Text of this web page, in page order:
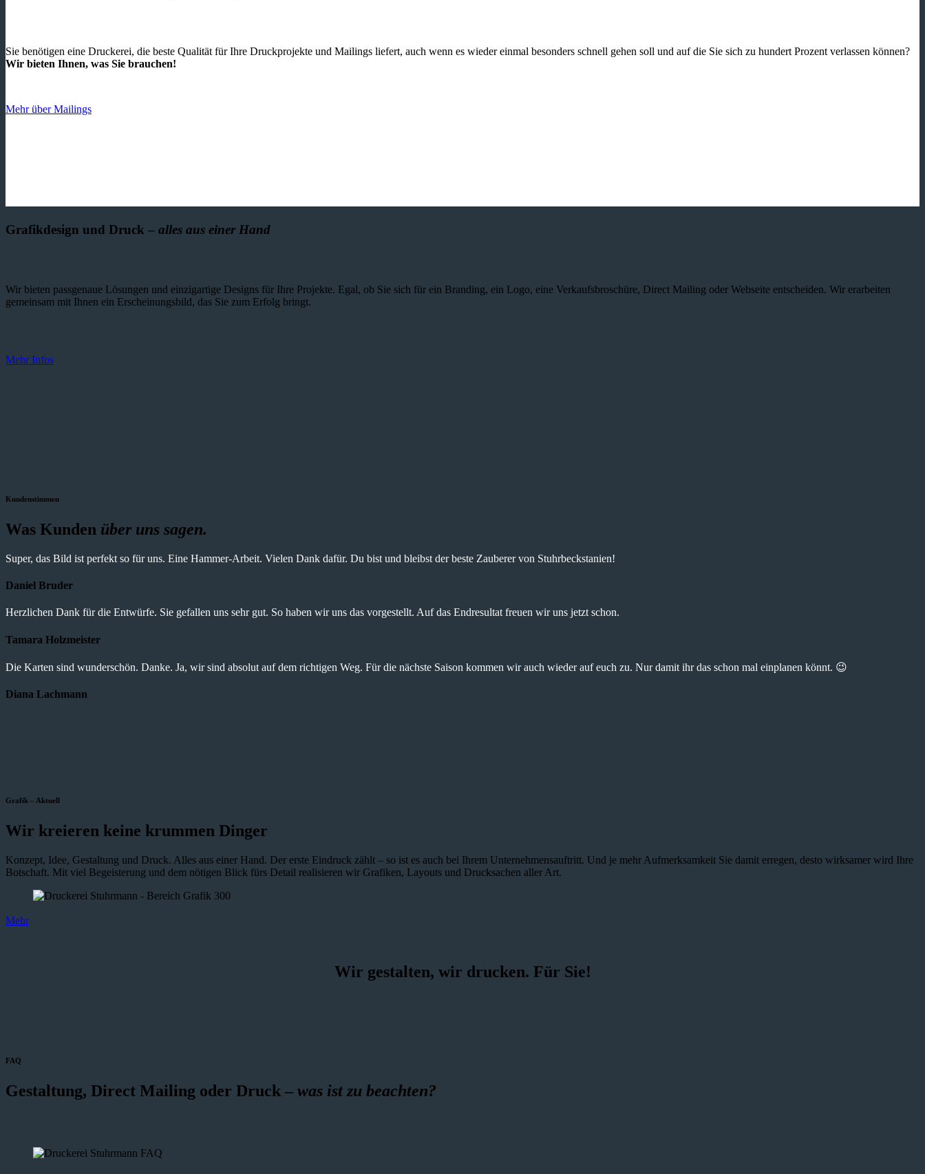
Sie benötigen eine Druckerei, die beste ­Qualität für Ihre Druckprojekte und Mailings liefert, auch wenn es wieder einmal besonders schnell gehen soll und auf die Sie sich zu hundert Prozent verlassen können?
Wir bieten Ihnen, was Sie brauchen!
Mehr über Mailings
Grafikdesign und Druck – alles aus einer Hand
Wir bieten passgenaue Lösungen und einzig­artige Designs für Ihre Projekte. Egal, ob Sie sich für ein Branding, ein Logo, eine Verkaufsbroschüre, Direct Mailing oder Webseite entscheiden. Wir erarbeiten
gemeinsam mit Ihnen ein Erscheinungsbild, das Sie zum Erfolg bringt.
Mehr Infos
Kundenstimmen
Was Kunden über uns sagen.
Super, das Bild ist perfekt so für uns. Eine Hammer-Arbeit. Vielen Dank dafür. Du bist und bleibst der beste Zauberer von Stuhrbeckstanien!
Daniel Bruder
Herzlichen Dank für die Entwürfe. Sie gefallen uns sehr gut. So haben wir uns das vorgestellt. Auf das Endresultat freuen wir uns jetzt schon.
Tamara Holzmeister
Die Karten sind wunderschön. Danke. Ja, wir sind absolut auf dem richtigen Weg. Für die nächste Saison kommen wir auch wieder auf euch zu. Nur damit ihr das schon mal einplanen könnt. 😉
Diana Lachmann
Grafik – Aktuell
Wir kreieren keine krummen Dinger
Konzept, Idee, Gestaltung und Druck. Alles aus einer Hand. Der erste Eindruck zählt – so ist es auch bei Ihrem Unternehmensauftritt. Und je mehr Aufmerksamkeit Sie damit erregen, desto wirksamer wird Ihre
Botschaft. Mit viel Begeisterung und dem nötigen Blick fürs Detail realisieren wir Grafiken, Layouts und Drucksachen aller Art.
Mehr
Wir gestalten, wir drucken. Für Sie!
FAQ
Gestaltung, Direct Mailing oder Druck – was ist zu beachten?